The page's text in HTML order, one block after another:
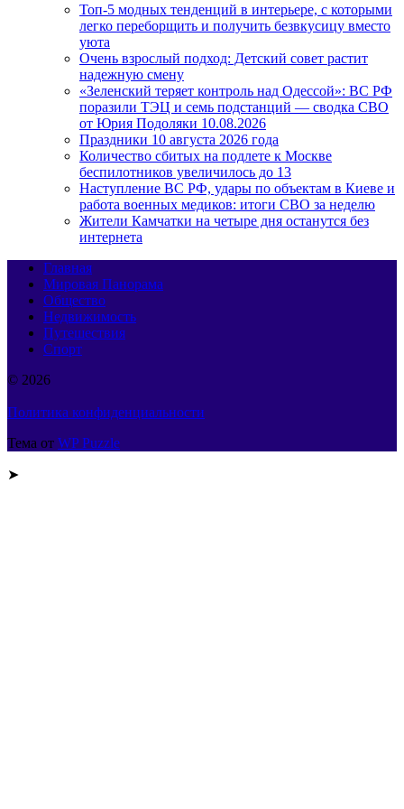
Топ-5 модных тенденций в интерьере, с которыми
легко переборщить и получить безвкусицу вместо
уюта
Очень взрослый подход: Детский совет растит
надежную смену
«Зеленский теряет контроль над Одессой»: ВС РФ
поразили ТЭЦ и семь подстанций — сводка СВО
от Юрия Подоляки 10.08.2026
Праздники 10 августа 2026 года
Количество сбитых на подлете к Москве
беспилотников увеличилось до 13
Наступление ВС РФ, удары по объектам в Киеве и
работа военных медиков: итоги СВО за неделю
Жители Камчатки на четыре дня останутся без
интернета
Главная
Мировая Панорама
Общество
Недвижимость
Путешествия
Спорт
© 2026
Политика конфиденциальности
Тема от WP Puzzle
➤